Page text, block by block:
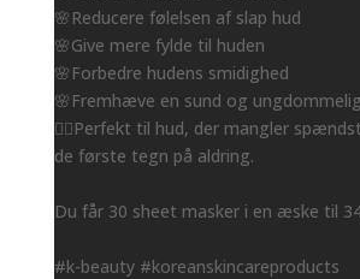
🌸Reducere følelsen af slap hud
🌸Give mere fylde til huden
🌸Forbedre hudens smidighed
🌸Fremhæve en sund og
👌🏻Perfekt til hud, der mangler
de første tegn på aldring.
Du får 30 sheet masker i en æske til
#k-beauty #koreanskincareproducts